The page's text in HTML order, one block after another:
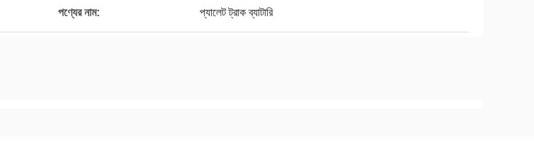
পণ্যের নাম: প্যালেট ট্রাক ব্যাটারি